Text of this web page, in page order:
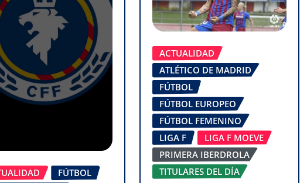
FÚTBOL
ACTUALIDAD
ATLÉTICO DE MADRID
FÚTBOL
FÚTBOL EUROPEO
FÚTBOL FEMENINO
LIGA F
LIGA F MOEVE
PRIMERA IBERDROLA
TITULARES DEL DÍA